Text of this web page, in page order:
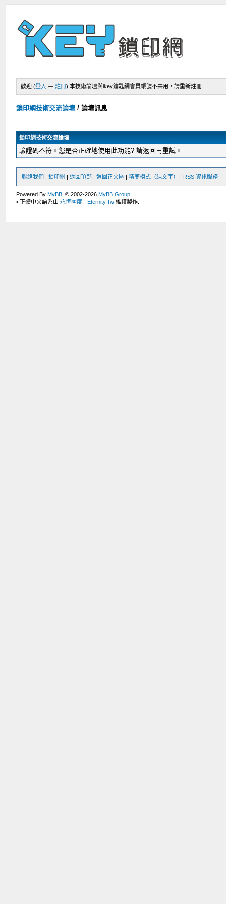
歡迎 (登入 —註冊) 本技術論壇與ikey鑰匙網會員帳號不共用，請重新註冊
鎖印網技術交流論壇 /論壇訊息
鎖印網技術交流論壇
驗證碼不符。您是否正確地使用此功能? 請返回再重試。
聯絡我們 |鎖印網 |返回頂部 |返回正文區 |精簡模式（純文字） | RSS 資訊服務
Powered ByMyBB , © 2002-2026MyBB Group
• 正體中文語系由永恆國度 - Eternity.Tw 維護製作.